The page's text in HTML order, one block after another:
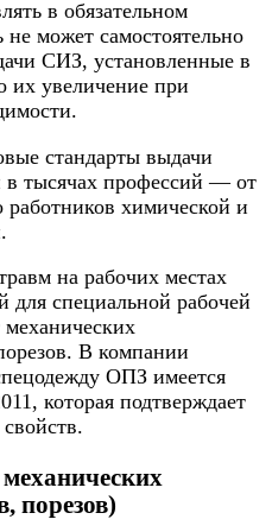
в обязательном
не может самостоятельно
СИЗ, установленные в
их увеличение при
стандарты выдачи
в тысячах профессий — от
химической и
на рабочих местах
для специальной рабочей
В компании
ОПЗ имеется
которая подтверждает
порезов)